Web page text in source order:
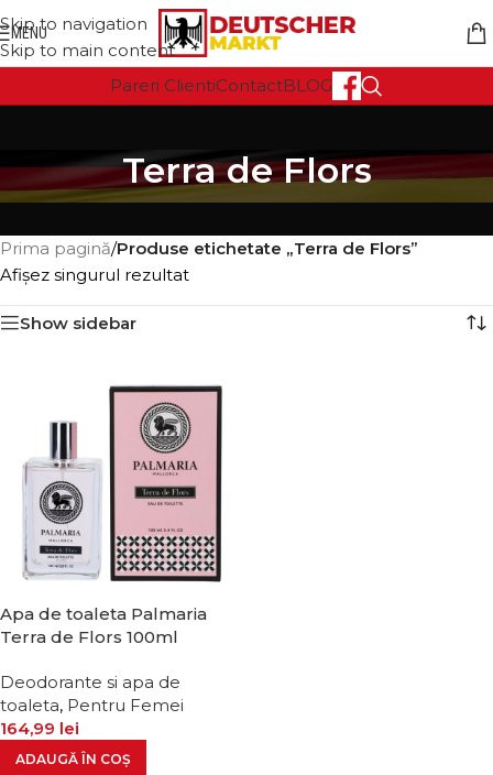
Skip to navigation
Skip to main content
MENU
Pareri ClientiContactBLOG
Terra de Flors
Prima pagină/Produse etichetate „Terra de Flors”
Afișez singurul rezultat
Show sidebar
Apa de toaleta Palmaria
Terra de Flors 100ml
Deodorante si apa de
toaleta, Pentru Femei
164,99 lei
ADAUGĂ ÎN COȘ